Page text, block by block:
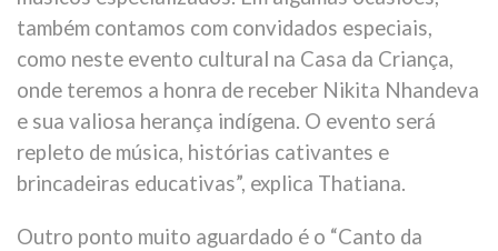
também contamos com convidados especiais,
como neste evento cultural na Casa da Criança,
onde teremos a honra de receber Nikita Nhandeva
e sua valiosa herança indígena. O evento será
repleto de música, histórias cativantes e
brincadeiras educativas”, explica Thatiana.
Outro ponto muito aguardado é o “Canto da